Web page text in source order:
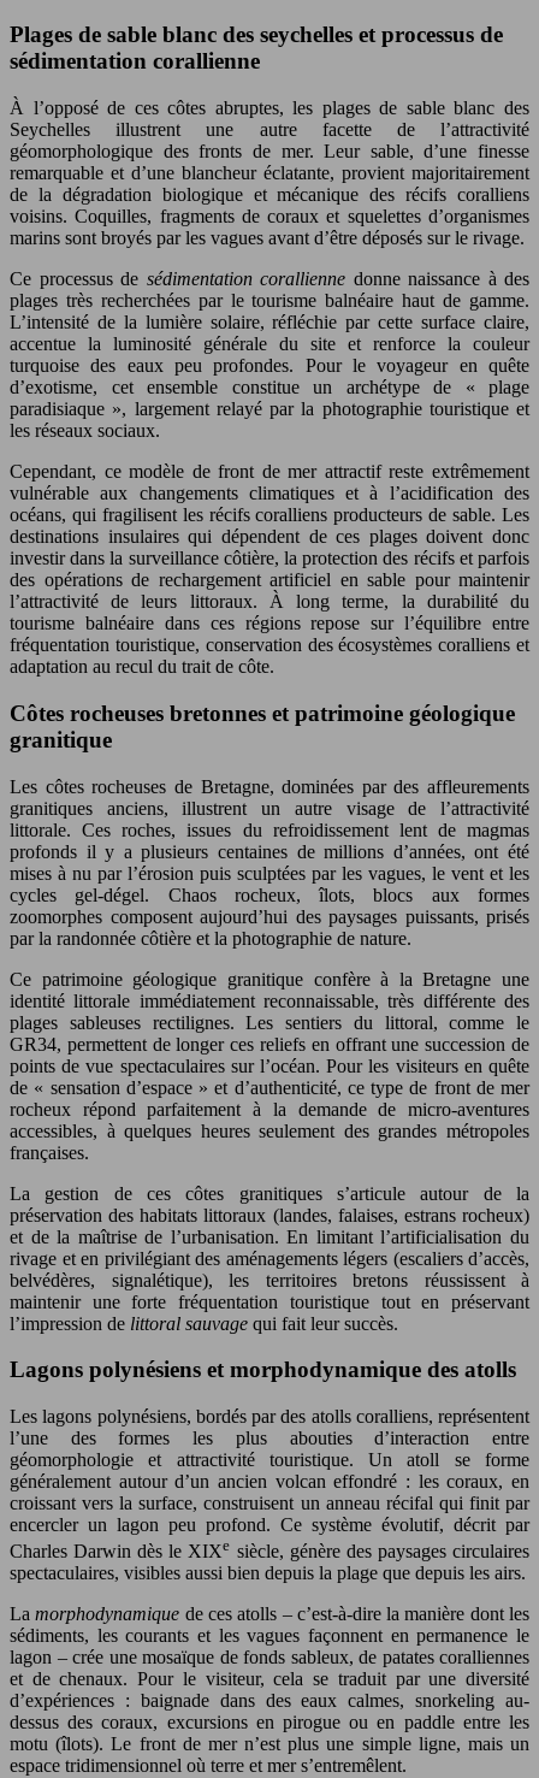
Plages de sable blanc des seychelles et processus de
sédimentation corallienne
À l’opposé de ces côtes abruptes, les plages de sable blanc des
Seychelles illustrent une autre facette de l’attractivité
géomorphologique des fronts de mer. Leur sable, d’une finesse
remarquable et d’une blancheur éclatante, provient majoritairement
de la dégradation biologique et mécanique des récifs coralliens
voisins. Coquilles, fragments de coraux et squelettes d’organismes
marins sont broyés par les vagues avant d’être déposés sur le rivage.
Ce processus de sédimentation corallienne donne naissance à des
plages très recherchées par le tourisme balnéaire haut de gamme.
L’intensité de la lumière solaire, réfléchie par cette surface claire,
accentue la luminosité générale du site et renforce la couleur
turquoise des eaux peu profondes. Pour le voyageur en quête
d’exotisme, cet ensemble constitue un archétype de « plage
paradisiaque », largement relayé par la photographie touristique et
les réseaux sociaux.
Cependant, ce modèle de front de mer attractif reste extrêmement
vulnérable aux changements climatiques et à l’acidification des
océans, qui fragilisent les récifs coralliens producteurs de sable. Les
destinations insulaires qui dépendent de ces plages doivent donc
investir dans la surveillance côtière, la protection des récifs et parfois
des opérations de rechargement artificiel en sable pour maintenir
l’attractivité de leurs littoraux. À long terme, la durabilité du
tourisme balnéaire dans ces régions repose sur l’équilibre entre
fréquentation touristique, conservation des écosystèmes coralliens et
adaptation au recul du trait de côte.
Côtes rocheuses bretonnes et patrimoine géologique
granitique
Les côtes rocheuses de Bretagne, dominées par des affleurements
granitiques anciens, illustrent un autre visage de l’attractivité
littorale. Ces roches, issues du refroidissement lent de magmas
profonds il y a plusieurs centaines de millions d’années, ont été
mises à nu par l’érosion puis sculptées par les vagues, le vent et les
cycles gel-dégel. Chaos rocheux, îlots, blocs aux formes
zoomorphes composent aujourd’hui des paysages puissants, prisés
par la randonnée côtière et la photographie de nature.
Ce patrimoine géologique granitique confère à la Bretagne une
identité littorale immédiatement reconnaissable, très différente des
plages sableuses rectilignes. Les sentiers du littoral, comme le
GR34, permettent de longer ces reliefs en offrant une succession de
points de vue spectaculaires sur l’océan. Pour les visiteurs en quête
de « sensation d’espace » et d’authenticité, ce type de front de mer
rocheux répond parfaitement à la demande de micro-aventures
accessibles, à quelques heures seulement des grandes métropoles
françaises.
La gestion de ces côtes granitiques s’articule autour de la
préservation des habitats littoraux (landes, falaises, estrans rocheux)
et de la maîtrise de l’urbanisation. En limitant l’artificialisation du
rivage et en privilégiant des aménagements légers (escaliers d’accès,
belvédères, signalétique), les territoires bretons réussissent à
maintenir une forte fréquentation touristique tout en préservant
l’impression de littoral sauvage qui fait leur succès.
Lagons polynésiens et morphodynamique des atolls
Les lagons polynésiens, bordés par des atolls coralliens, représentent
l’une des formes les plus abouties d’interaction entre
géomorphologie et attractivité touristique. Un atoll se forme
généralement autour d’un ancien volcan effondré : les coraux, en
croissant vers la surface, construisent un anneau récifal qui finit par
encercler un lagon peu profond. Ce système évolutif, décrit par
Charles Darwin dès le XIXe siècle, génère des paysages circulaires
spectaculaires, visibles aussi bien depuis la plage que depuis les airs.
Lamorphodynamique de ces atolls – c’est-à-dire la manière dont les
sédiments, les courants et les vagues façonnent en permanence le
lagon – crée une mosaïque de fonds sableux, de patates coralliennes
et de chenaux. Pour le visiteur, cela se traduit par une diversité
d’expériences : baignade dans des eaux calmes, snorkeling au-
dessus des coraux, excursions en pirogue ou en paddle entre les
motu (îlots). Le front de mer n’est plus une simple ligne, mais un
espace tridimensionnel où terre et mer s’entremêlent.